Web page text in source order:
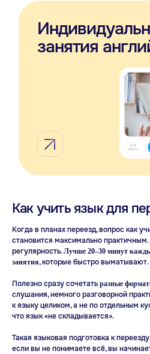
Как учить язык для
Когда в планах переезд, вопрос как
становится максимально
регулярность.Лучше 20–30 минут
занятия, которые быстро выматывают.
Полезно сразу сочетать разные
слушания, немного разговорной
к языку целиком, а не по отдельным
что язык «не складывается».
Такая языковая подготовка к
если вы не понимаете всё, вы
Похожие